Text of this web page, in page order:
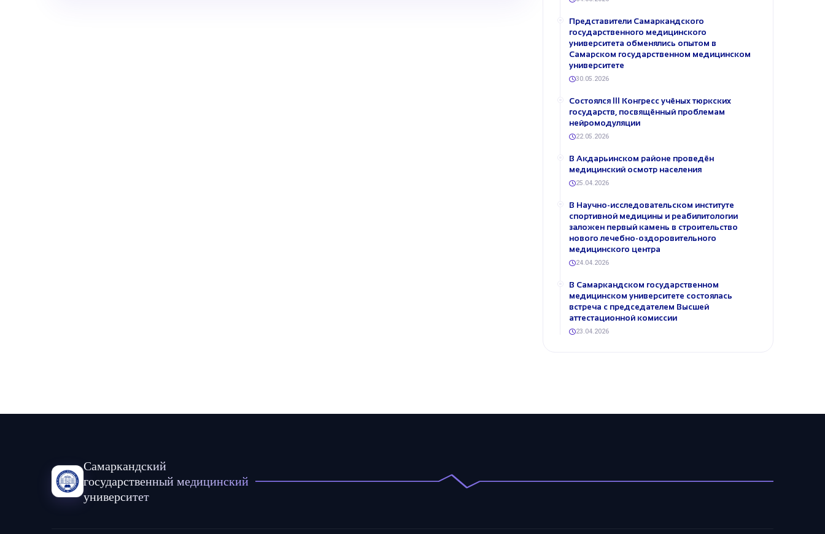
Представители Самаркандского
государственного медицинского
университета обменялись опытом в
Самарском государственном медицинском
университете
30.05.2026
Состоялся III Конгресс учёных тюркских
государств, посвящённый проблемам
нейромодуляции
22.05.2026
В Акдарьинском районе проведён
медицинский осмотр населения
25.04.2026
В Научно-исследовательском институте
спортивной медицины и реабилитологии
заложен первый камень в строительство
нового лечебно-оздоровительного
медицинского центра
24.04.2026
В Самаркандском государственном
медицинском университете состоялась
встреча с председателем Высшей
аттестационной комиссии
23.04.2026
Самаркандский
государственный медицинский
университет